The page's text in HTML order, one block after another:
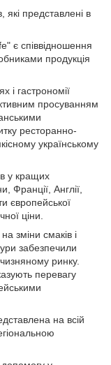
представлені в
є співвідношення
продукція
і гастрономії
просуванням
ресторанно-
українському
у кращих
Франції, Англії,
європейської
ціни.
зміни смаків і
забезпечили
ринку.
перевагу
на всій